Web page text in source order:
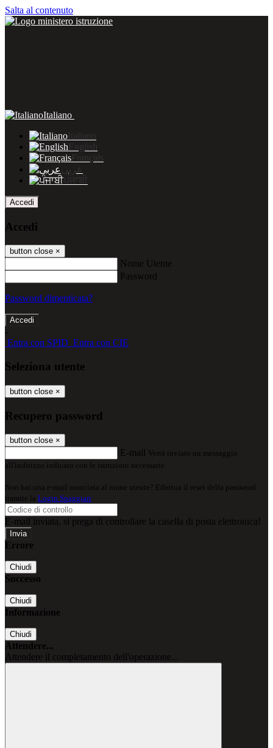
Salta al contenuto
Italiano
Italiano
English
Français
عربى
ਪੰਜਾਬੀ
Accedi
Accedi
button close ×
Nome Utente
Password
Password dimenticata?
-
Entra con SPID Entra con CIE
Seleziona utente
button close ×
Recupero password
button close ×
E-mail Verrà inviato un messaggio
all'indirizzo indicato con le istruzioni necessarie.
Non hai una e-mail associata al nome utente? Effettua il reset della password
tramite la Login Spaggiari
E-mail inviata, si prega di controllare la casella di posta elettronica!
Errore
Chiudi
Successo
Chiudi
Informazione
Chiudi
Attendere...
Attendere il completamento dell'operazione...